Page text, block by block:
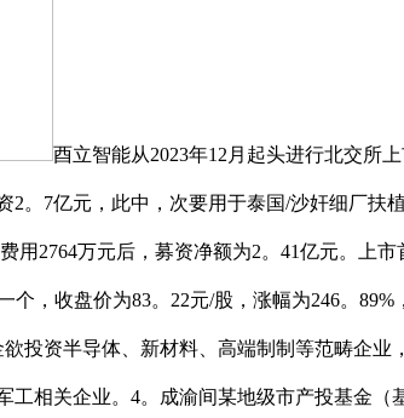
酉立智能从2023年12月起头进行北交所
7亿元，此中，次要用于泰国/沙奸细厂扶
用2764万元后，募资净额为2。41亿元。上
，收盘价为83。22元/股，涨幅为246。
资半导体、新材料、高端制制等范畴企业
相关企业。4。成渝间某地级市产投基金